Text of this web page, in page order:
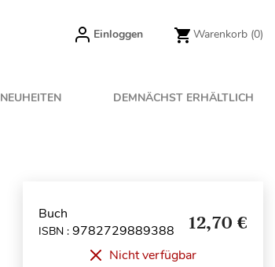
Einloggen Warenkorb (0)
NEUHEITEN DEMNÄCHST ERHÄLTLICH
Buch
ISBN : 9782729889388 12,70 €
Nicht verfügbar